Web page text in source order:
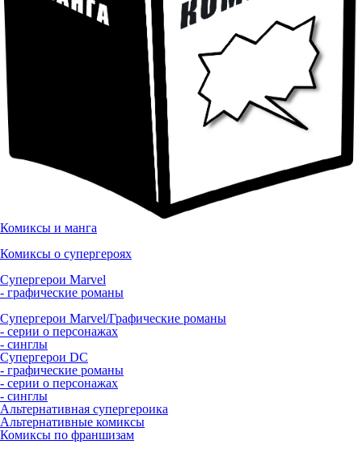
Комиксы и манга
Комиксы о супергероях
Супергерои Marvel
- графические романы
Супергерои Marvel/Графические романы
- серии о персонажах
- синглы
Супергерои DC
- графические романы
- серии о персонажах
- синглы
Альтернативная супергероика
Альтернативные комиксы
Комиксы по франшизам